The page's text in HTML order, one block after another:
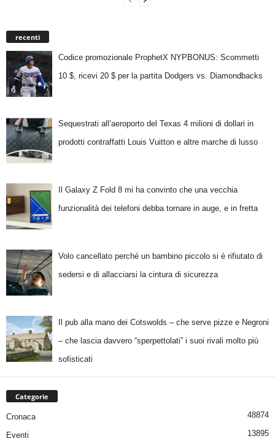
recenti
Codice promozionale ProphetX NYPBONUS: Scommetti
10 $, ricevi 20 $ per la partita Dodgers vs. Diamondbacks
Sequestrati all’aeroporto del Texas 4 milioni di dollari in
prodotti contraffatti Louis Vuitton e altre marche di lusso
Il Galaxy Z Fold 8 mi ha convinto che una vecchia
funzionalità dei telefoni debba tornare in auge, e in fretta
Volo cancellato perché un bambino piccolo si è rifiutato di
sedersi e di allacciarsi la cintura di sicurezza
Il pub alla mano dei Cotswolds – che serve pizze e Negroni
– che lascia davvero “sperpettolati” i suoi rivali molto più
sofisticati
Categorie
Cronaca 48874
Eventi 13895